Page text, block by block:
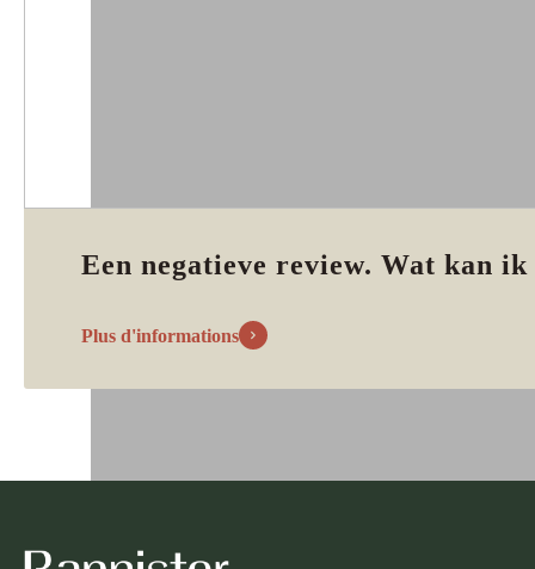
Een negatieve review. Wat kan
Plus d'informations